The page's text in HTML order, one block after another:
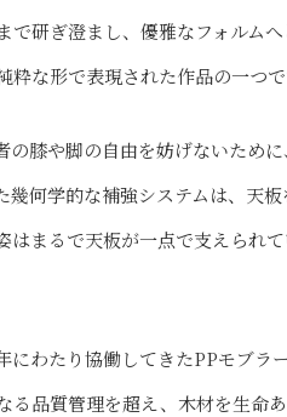
研ぎ澄まし、優雅なフォルム
な形で表現された作品の一つで
の膝や脚の自由を妨げないため
幾何学的な補強システムは、天
はまるで天板が一点で支えられ
にわたり協働してきたPPモブ
る品質管理を超え、木材を生命